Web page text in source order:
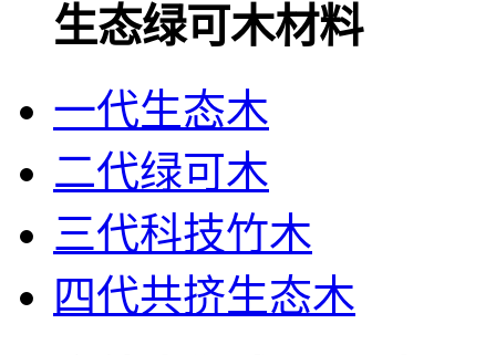
生态绿可木材料
一代生态木
二代绿可木
三代科技竹木
四代共挤生态木